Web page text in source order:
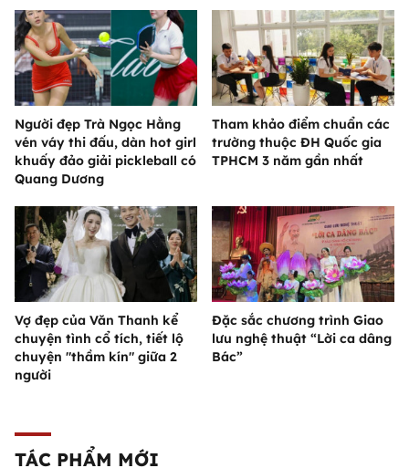
Người đẹp Trà Ngọc Hằng
vén váy thi đấu, dàn hot girl
khuấy đảo giải pickleball có
Quang Dương
Tham khảo điểm chuẩn các
trường thuộc ĐH Quốc gia
TPHCM 3 năm gần nhất
Vợ đẹp của Văn Thanh kể
chuyện tình cổ tích, tiết lộ
chuyện "thầm kín" giữa 2
người
Đặc sắc chương trình Giao
lưu nghệ thuật “Lời ca dâng
Bác”
TÁC PHẨM MỚI